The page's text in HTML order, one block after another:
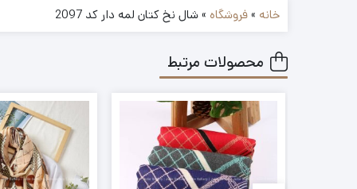
خانه »فروشگاه »شال نخ کتان لمه دار کد 2097
محصولات مرتبط